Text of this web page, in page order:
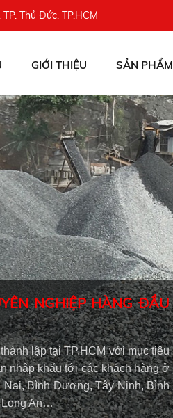
Thủ Đức, TP.HCM
GIỚI THIỆU SẢN PHẨM
NGHIỆP HÀNG ĐẦU
lập tại TP.HCM với mục tiêu
nhập khẩu tới các khách hàng ở
Bình Dương, Tây Ninh, Bình
Long An…